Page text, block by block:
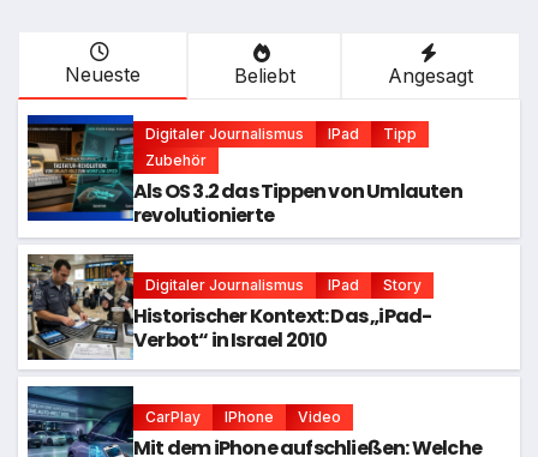
Neueste Beliebt Angesagt
Digitaler Journalismus IPad
Tipp
Zubehör
Als OS 3.2 das Tippen von Umlauten
revolutionierte
Digitaler Journalismus IPad Story
Historischer Kontext: Das „iPad-
Verbot“ in Israel 2010
CarPlay IPhone Video
Mit dem iPhone aufschließen: Welche